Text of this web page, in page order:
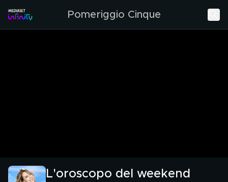
Pomeriggio Cinque
L'oroscopo del weekend